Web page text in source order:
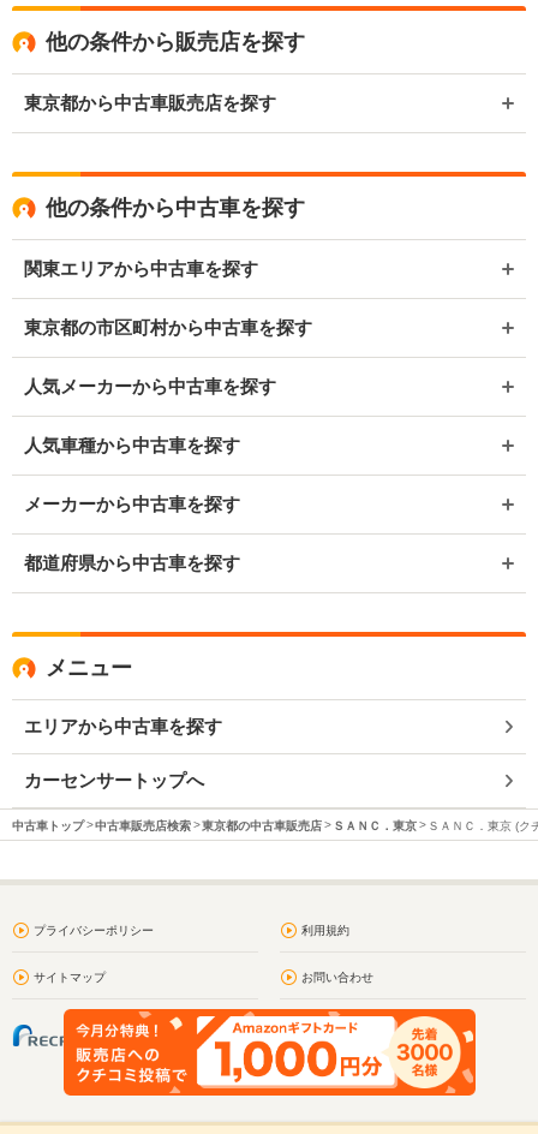
他の条件から販売店を探す
東京都から中古車販売店を探す
他の条件から中古車を探す
関東エリアから中古車を探す
東京都の市区町村から中古車を探す
人気メーカーから中古車を探す
人気車種から中古車を探す
メーカーから中古車を探す
都道府県から中古車を探す
メニュー
エリアから中古車を探す
カーセンサートップへ
中古車トップ 中古車販売店検索 東京都の中古車販売店 ＳＡＮＣ．東京 ＳＡＮＣ．東京 (ク
プライバシーポリシー 利用規約
サイトマップ お問い合わせ